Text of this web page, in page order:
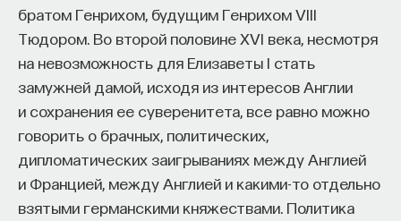
братом Генрихом, будущим Генрихом VIII
Тюдором. Во второй половине XVI века, несмотря
на невозможность для Елизаветы I стать
замужней дамой, исходя из интересов Англии
и сохранения ее суверенитета, все равно можно
говорить о брачных, политических,
дипломатических заигрываниях между Англией
и Францией, между Англией и какими-то отдельно
взятыми германскими княжествами. Политика
БИОЛОГИЯ МОЗГ НЕЙРОФИЗИОЛОГИЯ
ХИМИЯ МЕЖДУ НЕЙРОНАМИ